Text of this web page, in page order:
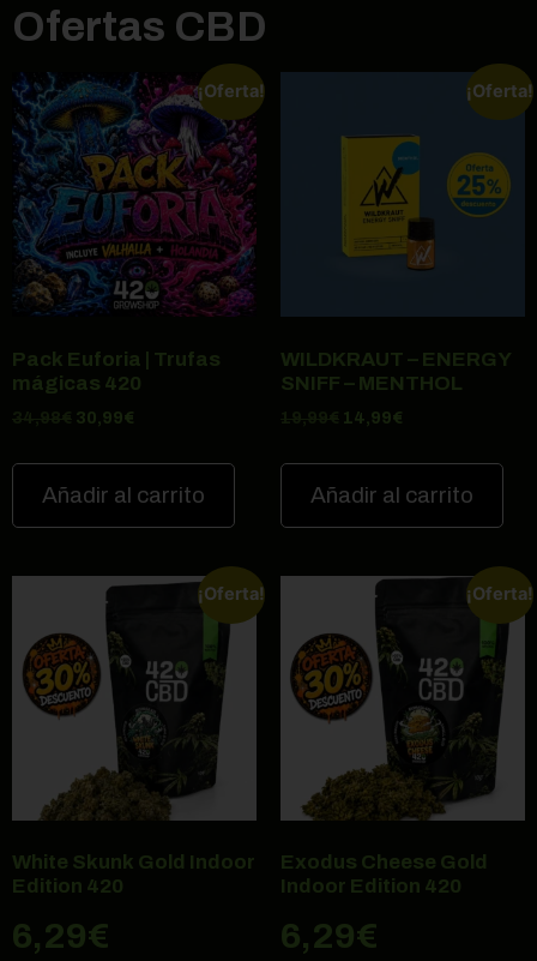
Ofertas CBD
¡Oferta!
Pack Euforia | Trufas
mágicas 420
30,99€
Añadir al carrito
¡Oferta!
WILDKRAUT – ENERGY
SNIFF – MENTHOL
14,99€
Añadir al carrito
¡Oferta!
White Skunk Gold Indoor
Edition 420
6,29€
¡Oferta!
Exodus Cheese Gold
Indoor Edition 420
6,29€